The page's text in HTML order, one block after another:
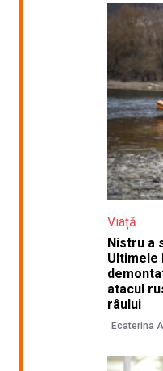
Viață
Nistru a
Ultimele
atacul
râului
Ecaterina